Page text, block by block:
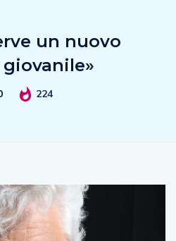
un nuovo
224